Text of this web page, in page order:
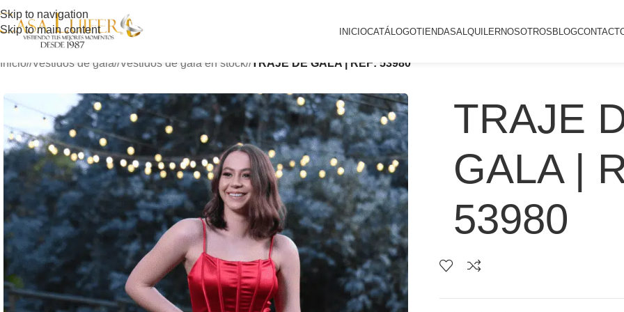
Skip to navigation
Skip to main content
INICIOCATÁLOGOTIENDASALQUILERNOSOTROSBLOG
Inicio/ Vestidos de gala/ Vestidos de gala en stock/ TRAJE DE GALA | REF: 53980
TRAJE
GALA |
53980